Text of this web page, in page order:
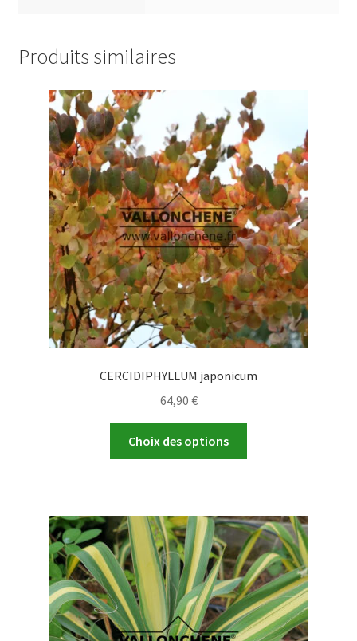
Produits similaires
CERCIDIPHYLLUM japonicum
64,90 €
Choix des options
variations.
Les
options
peuvent
être
choisies
sur